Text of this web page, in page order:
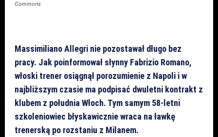
Commons
Massimiliano Allegri nie pozostawał długo bez
pracy. Jak poinformował słynny Fabrizio Romano,
włoski trener osiągnął porozumienie z Napoli i w
najbliższym czasie ma podpisać dwuletni kontrakt z
klubem z południa Włoch. Tym samym 58-letni
szkoleniowiec błyskawicznie wraca na ławkę
trenerską po rozstaniu z Milanem.